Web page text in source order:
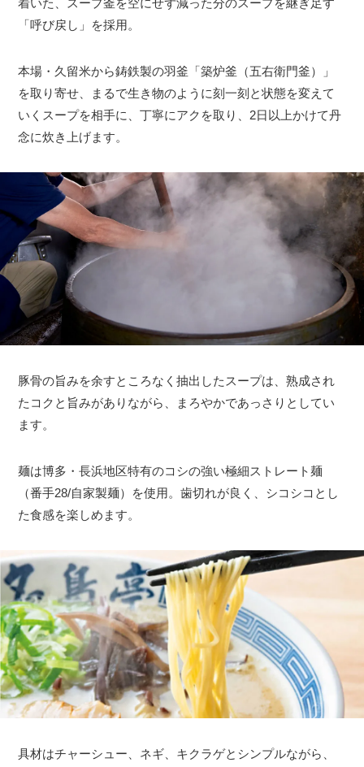
着いた、スープ釜を空にせず減った分のスープを継ぎ足す
「呼び戻し」を採用。
本場・久留米から鋳鉄製の羽釜「築炉釜（五右衛門釜）」
を取り寄せ、まるで生き物のように刻一刻と状態を変えて
いくスープを相手に、丁寧にアクを取り、2日以上かけて丹
念に炊き上げます。
豚骨の旨みを余すところなく抽出したスープは、熟成され
たコクと旨みがありながら、まろやかであっさりとしてい
ます。
麺は博多・長浜地区特有のコシの強い極細ストレート麺
（番手28/自家製麺）を使用。歯切れが良く、シコシコとし
た食感を楽しめます。
具材はチャーシュー、ネギ、キクラゲとシンプルながら、